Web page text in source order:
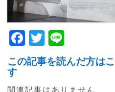
F
a
c
e
T
w
itt
er
n
e
この記事を読んだ方は
す
関連記事はありません